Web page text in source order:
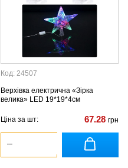
Код: 24507
Верхівка електрична «Зірка
велика» LED 19*19*4см
Ціна за шт: 67.28 грн